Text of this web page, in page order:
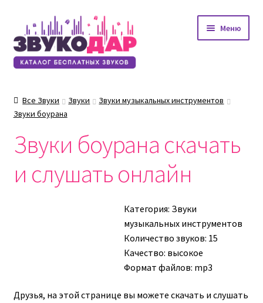
Перейти
к
навигации
Перейти
к
содержимому
Меню
Все Звуки Звуки
Звуки музыкальных инструментов
Звуки боурана
Звуки боурана скачать
и слушать онлайн
Категория: Звуки
музыкальных инструментов
Количество звуков: 15
Качество: высокое
Формат файлов: mp3
Друзья, на этой странице вы можете скачать и слушать